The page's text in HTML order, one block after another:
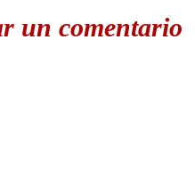
un comentario